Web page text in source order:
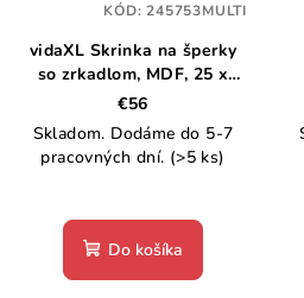
vidaXL Skrinka na šperky
so zrkadlom, MDF, 25 x
13,5 x 34 cm
€56
Skladom. Dodáme do 5-7
pracovných dní. (>5 ks)
Do košíka
KÓD:245753MULTI